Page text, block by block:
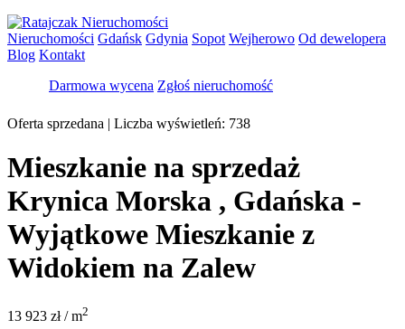
Nieruchomości Gdańsk Gdynia Sopot Wejherowo Od dewelopera
Blog Kontakt
Darmowa wycena Zgłoś nieruchomość
Oferta sprzedana | Liczba wyświetleń: 738
Mieszkanie na sprzedaż
Krynica Morska , Gdańska -
Wyjątkowe Mieszkanie z
Widokiem na Zalew
13 923 zł/m2